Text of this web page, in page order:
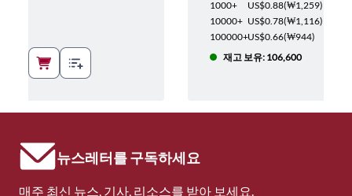
1000+
US$0.88(₩1,259)
10000+ US$0.78(₩1,116)
100000+US$0.66(₩944)
재고 보유: 106,600
뉴스레터를 구독하세요
매주 최신 뉴스, 기사, 리소스를 받아 보세요.